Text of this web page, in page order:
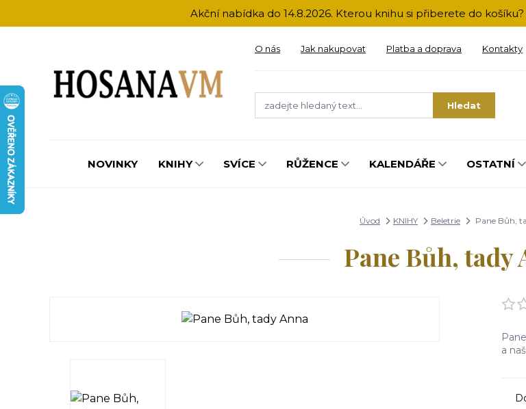
Akční nabídka do 14.8.2026. Kterou knihu si přiberete do
O nás Jak nakupovat Platba a doprava Kontakty
Hledat
NOVINKY KNIHY SVÍCE RŮŽENCE KALENDÁŘE OSTATNÍ
Úvod KNIHY Beletrie Pane Bůh,
Pane Bůh, tady
a